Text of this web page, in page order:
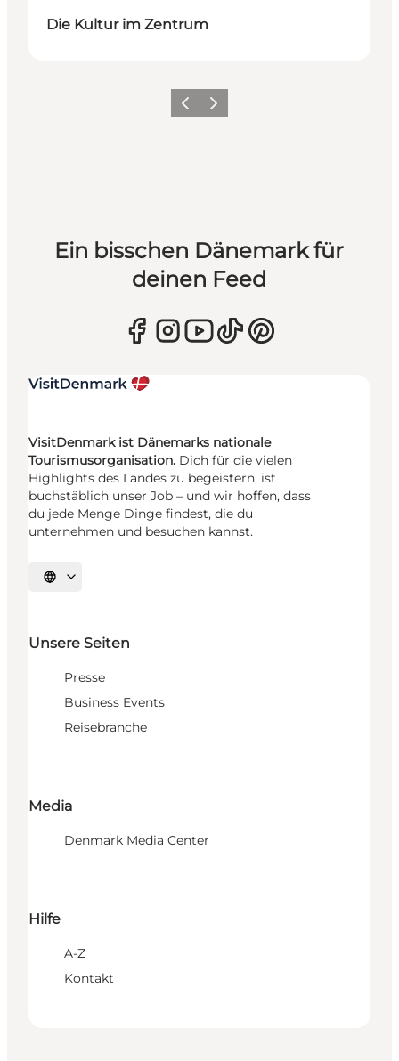
Die Kultur im Zentrum
ZurückWeiter
Ein bisschen Dänemark für
deinen Feed
VisitDenmark ist Dänemarks nationale
Tourismusorganisation. Dich für die vielen
Highlights des Landes zu begeistern, ist
buchstäblich unser Job – und wir hoffen, dass
du jede Menge Dinge findest, die du
unternehmen und besuchen kannst.
Sprache auswählen
Unsere Seiten
Presse
Business Events
Reisebranche
Media
Denmark Media Center
Hilfe
A-Z
Kontakt